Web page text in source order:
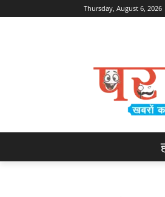
Thursday, August 6, 2026